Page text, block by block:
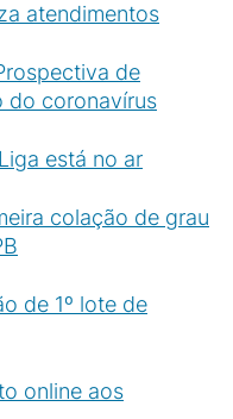
atendimentos
de
do coronavírus
está no ar
colação de grau
de 1º lote de
online aos